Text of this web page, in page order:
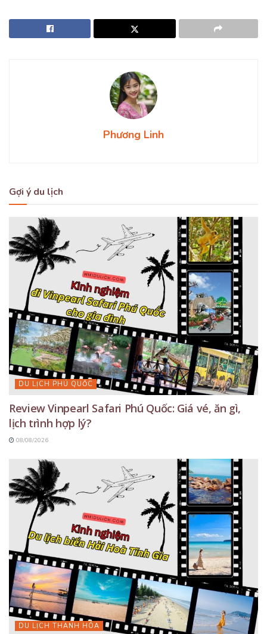
Phương Linh
Gợi ý du lịch
DU LỊCH PHÚ QUỐC
Review Vinpearl Safari Phú Quốc: Giá vé, ăn gì,
lịch trình hợp lý?
08/08/2026
DU LỊCH THANH HÓA